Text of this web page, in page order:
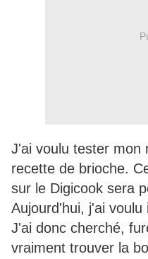
J'ai voulu tester mon
recette de brioche.
sur le Digicook sera
Aujourd'hui, j'ai voulu
J'ai donc cherché,
vraiment trouver la